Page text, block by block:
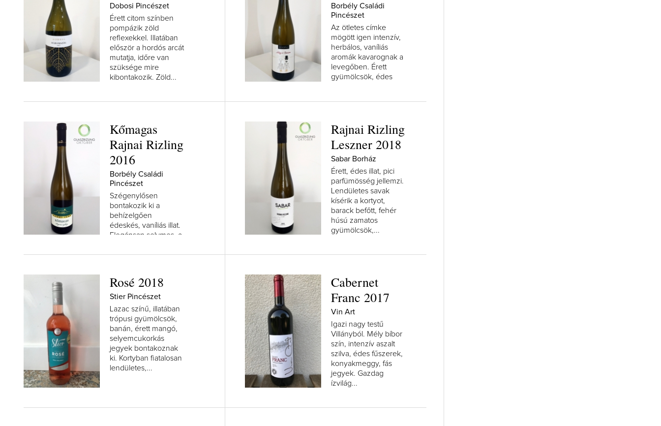
Dobosi Pincészet
Érett citom színben
pompázik zöld
reflexekkel. Illatában
először a hordós arcát
mutatja, időre van
szüksége mire
kibontakozik. Zöld...
Borbély Családi
Pincészet
Az ötletes címke
mögött igen intenzív,
herbálos, vaníliás
aromák kavarognak a
levegőben. Érett
gyümölcsök, édes
Kőmagas
Rajnai Rizling
2016
Borbély Családi
Pincészet
Szégenylősen
bontakozik ki a
behízelgően
édeskés, vaníliás illat.
Elegánsan selymes, a
gyümölcsök,...
Rajnai Rizling
Leszner 2018
Sabar Borház
Érett, édes illat, pici
parfümösség jellemzi.
Lendületes savak
kísérik a kortyot,
barack befőtt, fehér
húsú zamatos
gyümölcsök,...
Rosé 2018
Stier Pincészet
Lazac színű, illatában
trópusi gyümölcsök,
banán, érett mangó,
selyemcukorkás
jegyek bontakoznak
ki. Kortyban fiatalosan
lendületes,...
Cabernet
Franc 2017
Vin Art
Igazi nagy testű
Villányból. Mély bíbor
szín, intenzív aszalt
szilva, édes fűszerek,
konyakmeggy, fás
jegyek. Gazdag
ízvilág...